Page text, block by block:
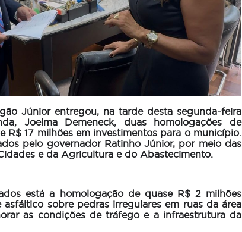
Júnior entregou, na tarde desta segunda-feira
Joelma Demeneck, duas homologações de
R$ 17 milhões em investimentos para o município.
pelo governador Ratinho Júnior, por meio das
e da Agricultura e do Abastecimento.
está a homologação de quase R$ 2 milhões
asfáltico sobre pedras irregulares em ruas da área
as condições de tráfego e a infraestrutura da